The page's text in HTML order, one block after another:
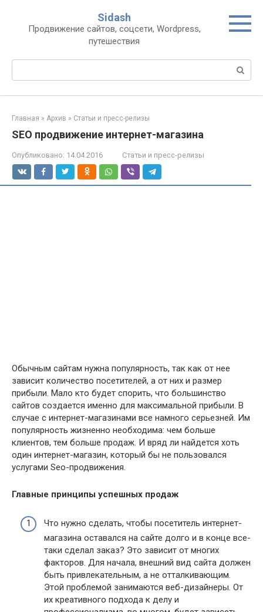
контенту
Sidash
Продвижение сайтов, соцсети, Wordpress,
путешествия
Главная » Архив » Статьи и пресс-релизы
SEO продвижение интернет-магазина
Опубликовано: 14.04.2016 Статьи и пресс-релизы
Обычным сайтам нужна популярность, так как от нее
зависит количество посетителей, а от них и размер
прибыли. Мало кто будет спорить, что большинство
сайтов создается именно для максимальной прибыли. В
случае с интернет-магазинами все намного серьезней. Им
популярность жизненно необходима: чем больше
клиентов, тем больше продаж. И вряд ли найдется хоть
один интернет-магазин, который бы не пользовался
услугами Seo-продвижения.
Главные принципы успешных продаж
Что нужно сделать, чтобы посетитель интернет-
магазина оставался на сайте долго и в конце все-
таки сделал заказ? Это зависит от многих
факторов. Для начала, внешний вид сайта должен
быть привлекательным, а не отталкивающим.
Этой проблемой занимаются веб-дизайнеры. От
их креативного подхода к делу и